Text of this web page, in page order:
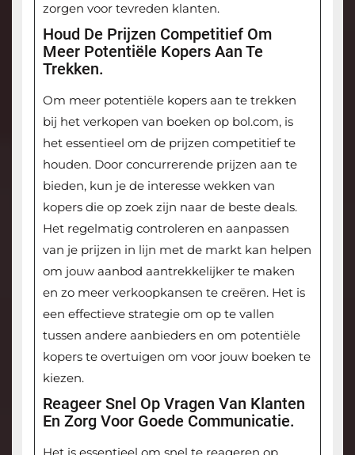
zorgen voor tevreden klanten.
Houd De Prijzen Competitief Om
Meer Potentiële Kopers Aan Te
Trekken.
Om meer potentiële kopers aan te trekken
bij het verkopen van boeken op bol.com, is
het essentieel om de prijzen competitief te
houden. Door concurrerende prijzen aan te
bieden, kun je de interesse wekken van
kopers die op zoek zijn naar de beste deals.
Het regelmatig controleren en aanpassen
van je prijzen in lijn met de markt kan helpen
om jouw aanbod aantrekkelijker te maken
en zo meer verkoopkansen te creëren. Het is
een effectieve strategie om op te vallen
tussen andere aanbieders en om potentiële
kopers te overtuigen om voor jouw boeken te
kiezen.
Reageer Snel Op Vragen Van Klanten
En Zorg Voor Goede Communicatie.